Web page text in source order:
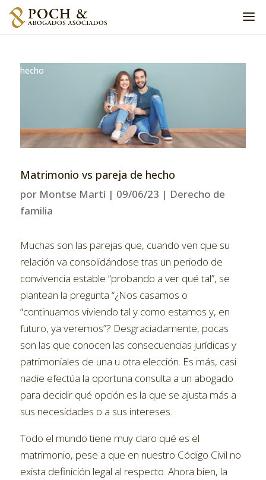
hecho
Matrimonio vs pareja de hecho
por Montse Martí| 09/06/23 | Derecho de
familia
Muchas son las parejas que, cuando ven que su
relación va consolidándose tras un periodo de
convivencia estable “probando a ver qué tal”, se
plantean la pregunta “¿Nos casamos o
“continuamos viviendo tal y como estamos y, en
futuro, ya veremos”? Desgraciadamente, pocas
son las que conocen las consecuencias jurídicas y
patrimoniales de una u otra elección. Es más, casi
nadie efectúa la oportuna consulta a un abogado
para decidir qué opción es la que se ajusta más a
sus necesidades o a sus intereses.
Todo el mundo tiene muy claro qué es el
matrimonio, pese a que en nuestro Código Civil no
exista definición legal al respecto. Ahora bien, la